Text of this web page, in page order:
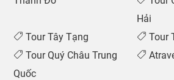
Hải
Tour Tây Tạng
Tour
Tour Quý Châu Trung
Quốc